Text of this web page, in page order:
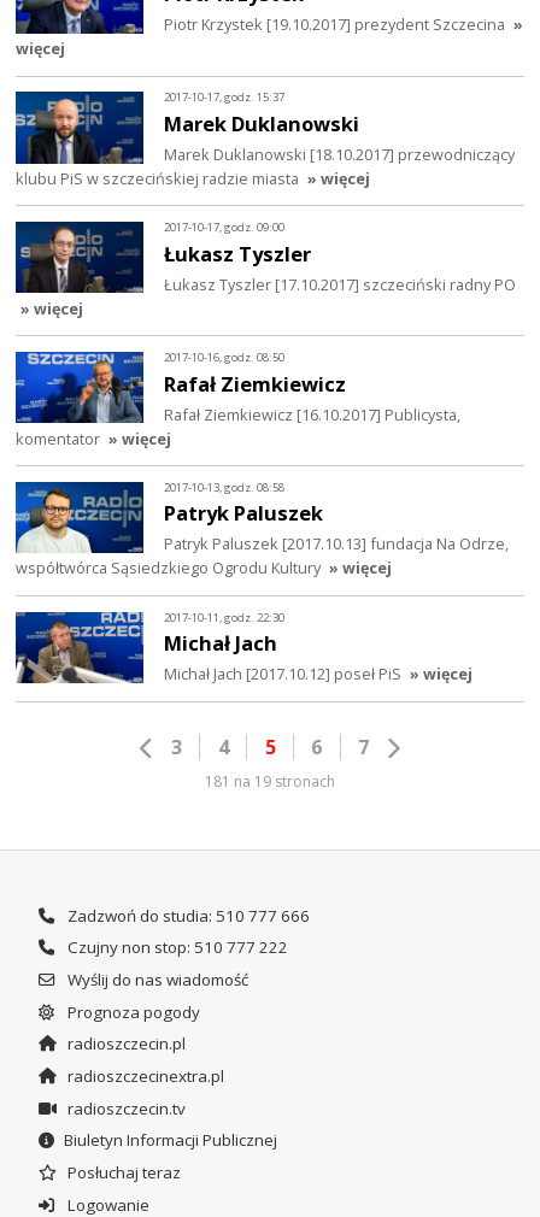
Piotr Krzystek [19.10.2017] prezydent Szczecina »
więcej
2017-10-17, godz. 15:37
Marek Duklanowski
Marek Duklanowski [18.10.2017] przewodniczący
klubu PiS w szczecińskiej radzie miasta » więcej
2017-10-17, godz. 09:00
Łukasz Tyszler
Łukasz Tyszler [17.10.2017] szczeciński radny PO
» więcej
2017-10-16, godz. 08:50
Rafał Ziemkiewicz
Rafał Ziemkiewicz [16.10.2017] Publicysta,
komentator » więcej
2017-10-13, godz. 08:58
Patryk Paluszek
Patryk Paluszek [2017.10.13] fundacja Na Odrze,
współtwórca Sąsiedzkiego Ogrodu Kultury » więcej
2017-10-11, godz. 22:30
Michał Jach
Michał Jach [2017.10.12] poseł PiS » więcej
3 4 5 6 7
181 na 19 stronach
Zadzwoń do studia: 510 777 666
Czujny non stop: 510 777 222
Wyślij do nas wiadomość
Prognoza pogody
radioszczecin.pl
radioszczecinextra.pl
radioszczecin.tv
Biuletyn Informacji Publicznej
Posłuchaj teraz
Logowanie